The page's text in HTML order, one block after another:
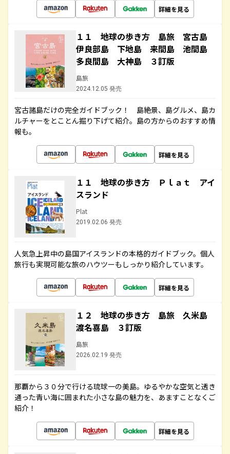
詳細を見る
１１ 地球の歩き方 島旅 宮古島
伊良部島 下地島 来間島 池間島
多良間島 大神島 ３訂版
島旅
2024.12.05 発売
宮古諸島だけの完全ガイドブック！ 島絶景、島グルメ、島カ
ルチャーをとことん掘り下げて紹介。島の方からのおすすめ情
報も。
詳細を見る
１１ 地球の歩き方 Ｐｌａｔ アイ
スランド
Plat
2019.02.06 発売
人気急上昇中の島国アイスランドの本格的ガイドブック。個人
旅行も実現可能な旅のハウツーもしっかり紹介しています。
詳細を見る
１２ 地球の歩き方 島旅 久米島
渡名喜島 ３訂版
島旅
2026.02.19 発売
那覇から３０分で行ける琉球一の美島。ゆるやかな空気と透き
通った青い海に囲まれた小さな島の魅力を、あますことなくご
紹介！
詳細を見る